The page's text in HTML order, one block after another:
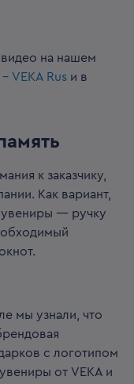
на нашем
VEKA Rus и в
к заказчику,
Как вариант,
— ручку
мы узнали, что
с логотипом
от VEKA и